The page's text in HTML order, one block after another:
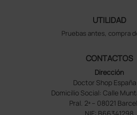
UTILIDAD
Pruebas antes, compra
CONTACTOS
Dirección
Doctor Shop
Domicilio Social: Calle
Pral. 2ª – 08021